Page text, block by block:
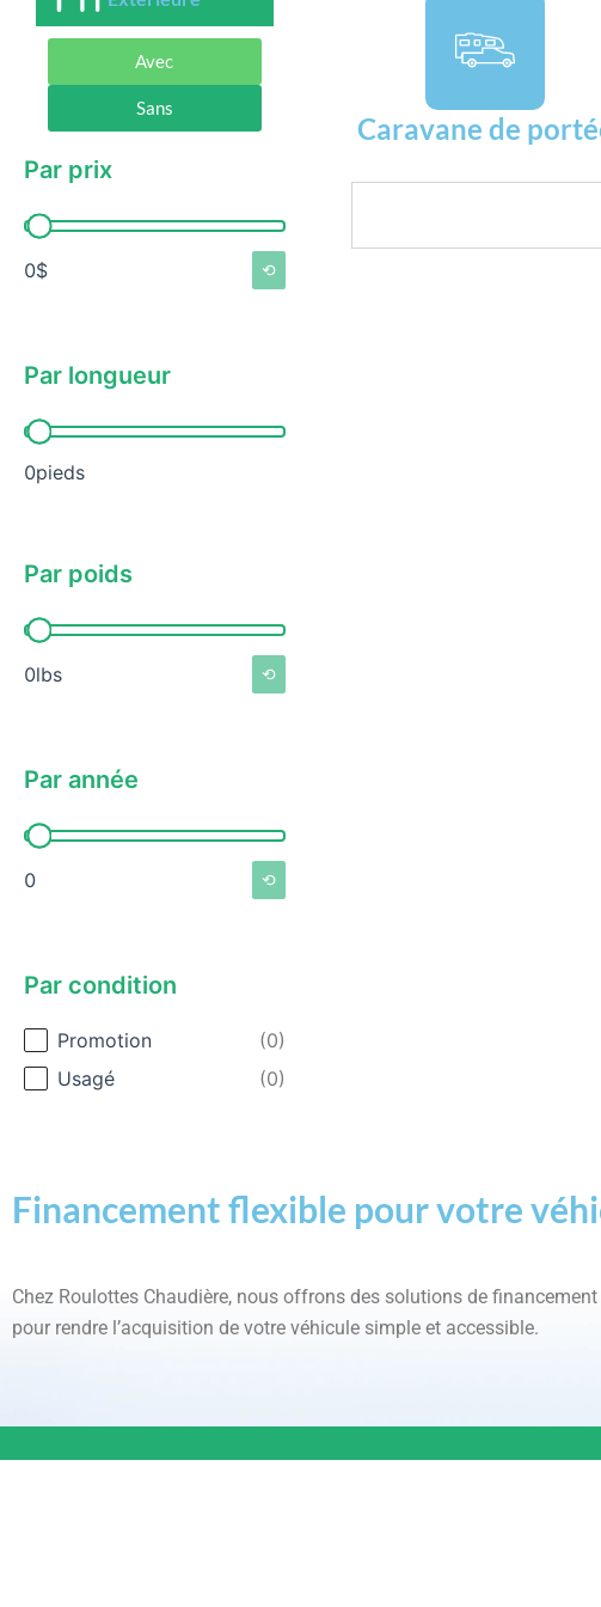
Avec
Sans
Par prix
Par prix
0$ ⟲
Par longueur
Par longueur
0pieds
Par poids
Par poids
0lbs ⟲
Par année
Par année
0 ⟲
Par condition
Par condition
Promotion
(0)
Usagé
(0)
Lévis (0)
Par marque
Caravane de
Financement flexible pour votre
Chez Roulottes Chaudière, nous offrons des solutions de
pour rendre l’acquisition de votre véhicule simple et accessible.